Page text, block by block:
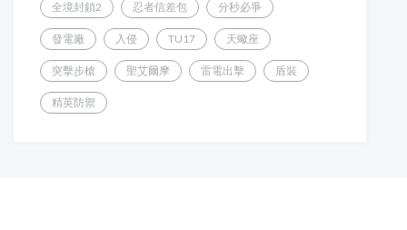
全境封鎖2 忍者信差包 分秒必爭
發電廠 入侵 TU17 天蠍座
突擊步槍 聖艾爾摩 雷電出擊 盾裝
精英防禦